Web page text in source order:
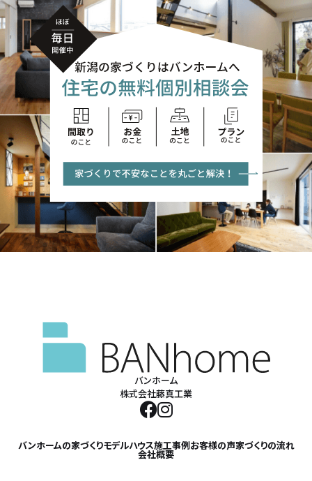
バンホーム
株式会社藤真工業
バンホームの家づくりモデルハウス施工事例お客様の声家づくりの流れ
会社概要